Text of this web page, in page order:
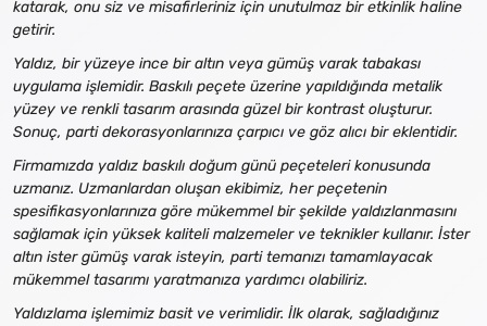
katarak, onu siz ve misafirleriniz için unutulmaz bir etkinlik haline
getirir.
Yaldız, bir yüzeye ince bir altın veya gümüş varak tabakası
uygulama işlemidir. Baskılı peçete üzerine yapıldığında metalik
yüzey ve renkli tasarım arasında güzel bir kontrast oluşturur.
Sonuç, parti dekorasyonlarınıza çarpıcı ve göz alıcı bir eklentidir.
Firmamızda yaldız baskılı doğum günü peçeteleri konusunda
uzmanız. Uzmanlardan oluşan ekibimiz, her peçetenin
spesifikasyonlarınıza göre mükemmel bir şekilde yaldızlanmasını
sağlamak için yüksek kaliteli malzemeler ve teknikler kullanır. İster
altın ister gümüş varak isteyin, parti temanızı tamamlayacak
mükemmel tasarımı yaratmanıza yardımcı olabiliriz.
Yaldızlama işlemimiz basit ve verimlidir. İlk olarak, sağladığınız